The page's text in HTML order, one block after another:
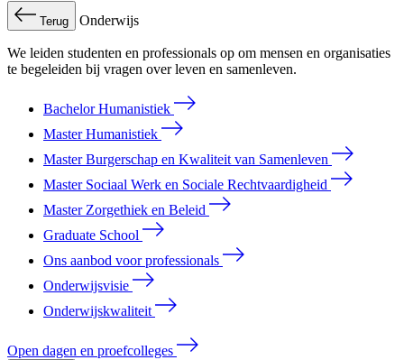
Terug Onderwijs
We leiden studenten en professionals op om mensen en organisaties
te begeleiden bij vragen over leven en samenleven.
Bachelor Humanistiek
Master Humanistiek
Master Burgerschap en Kwaliteit van Samenleven
Master Sociaal Werk en Sociale Rechtvaardigheid
Master Zorgethiek en Beleid
Graduate School
Ons aanbod voor professionals
Onderwijsvisie
Onderwijskwaliteit
Open dagen en proefcolleges